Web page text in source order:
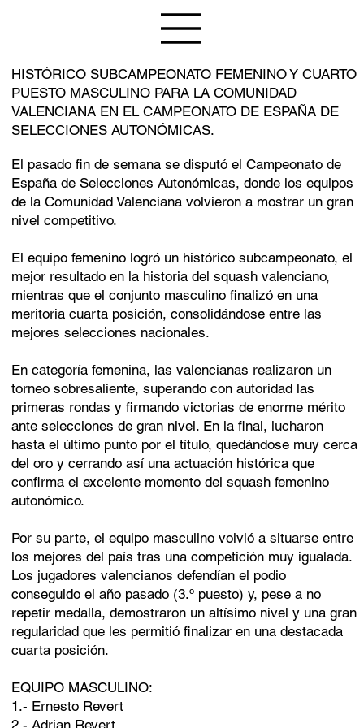
HISTÓRICO SUBCAMPEONATO FEMENINO Y CUARTO
PUESTO MASCULINO PARA LA COMUNIDAD
VALENCIANA EN EL CAMPEONATO DE ESPAÑA DE
SELECCIONES AUTONÓMICAS.
El pasado fin de semana se disputó el Campeonato de
España de Selecciones Autonómicas, donde los equipos
de la Comunidad Valenciana volvieron a mostrar un gran
nivel competitivo.
El equipo femenino logró un histórico subcampeonato, el
mejor resultado en la historia del squash valenciano,
mientras que el conjunto masculino finalizó en una
meritoria cuarta posición, consolidándose entre las
mejores selecciones nacionales.
En categoría femenina, las valencianas realizaron un
torneo sobresaliente, superando con autoridad las
primeras rondas y firmando victorias de enorme mérito
ante selecciones de gran nivel. En la final, lucharon
hasta el último punto por el título, quedándose muy cerca
del oro y cerrando así una actuación histórica que
confirma el excelente momento del squash femenino
autonómico.
Por su parte, el equipo masculino volvió a situarse entre
los mejores del país tras una competición muy igualada.
Los jugadores valencianos defendían el podio
conseguido el año pasado (3.º puesto) y, pese a no
repetir medalla, demostraron un altísimo nivel y una gran
regularidad que les permitió finalizar en una destacada
cuarta posición.
EQUIPO MASCULINO:
1.- Ernesto Revert
2.- Adrian Revert